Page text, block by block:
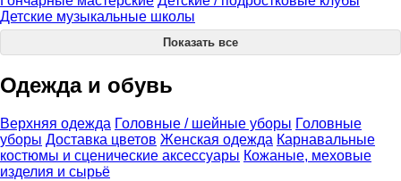
Детские музыкальные школы
Показать все
Одежда и обувь
Верхняя одежда Головные / шейные уборы Головные
уборы Доставка цветов Женская одежда Карнавальные
костюмы и сценические аксессуары Кожаные, меховые
изделия и сырьё